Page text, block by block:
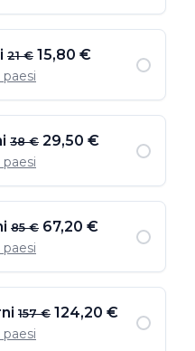
21 € 15,80 €
38 € 29,50 €
85 € 67,20 €
157 € 124,20 €